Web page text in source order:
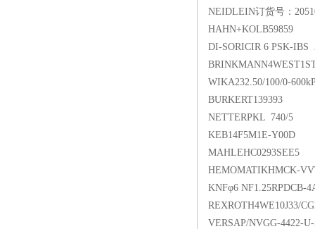
NEIDLEIN订货号：
HAHN+KOLB59859
DI-SORICIR 6 PSK-IBS
WIKA232.50/100/0-
BURKERT139393
NETTERPKL 740/5
KEB14F5M1E-Y00D
MAHLEHC0293SEE5
HEMOMATIKHMCK-
KNFφ6 NF1.25RPDCB-
REXROTH4WE10J33/
VERSAP/NVGG-4422-